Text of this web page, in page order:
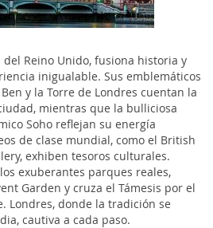
Reino Unido, fusiona historia y
inigualable. Sus emblemáticos
y la Torre de Londres cuentan la
mientras que la bulliciosa
Soho reflejan su energía
de clase mundial, como el British
exhiben tesoros culturales.
exuberantes parques reales,
Garden y cruza el Támesis por el
Londres, donde la tradición se
cautiva a cada paso.